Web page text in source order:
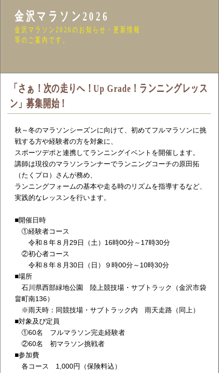
金沢マラソン2026
金沢マラソン2026のお知らせ・更新情報
等のご案内です。
「さぁ！次の走りへ！Up Grade！ランニングレッス
ン」募集開始！
秋～冬のマラソンシーズンに向けて、初めてフルマラソンに挑
戦する方や経験者の方を対象に、
スポーツデポと連携してランニングイベントを開催します。
講師は現役のマラソンランナーでランニングコーチの原田拓
（たくプロ）さんが務め、
ランニングフォームの基本や走る時のリズムを指導するなど、
実践的なレッスンを行います。
■開催日時
①経験者コース
令和８年８月29日（土）16時00分～17時30分
②初心者コース
令和８年８月30日（日）９時00分～10時30分
■場所
石川県西部緑地公園 陸上競技場・サブトラック（金沢市袋
畠町南136）
※雨天時：同競技場・サブトラック内 雨天走路（同上）
■対象及び定員
①60名 フルマラソン完走経験者
②60名 初マラソン挑戦者
■参加費
各コース 1,000円（保険料込）